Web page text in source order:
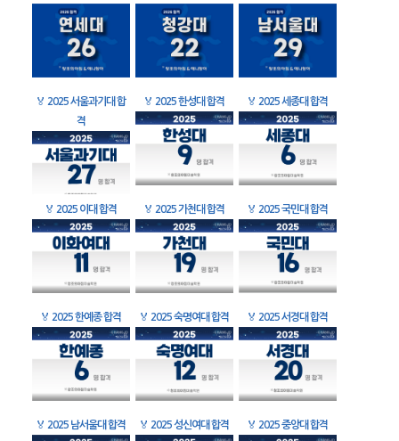
🏅 2025 서울과기대 합
격
🏅 2025 한성대 합격 🏅 2025 세종대 합격
🏅 2025 이대 합격 🏅 2025 가천대 합격 🏅 2025 국민대 합격
🏅 2025 한예종 합격 🏅 2025 숙명여대 합격 🏅 2025 서경대 합격
🏅 2025 남서울대 합격 🏅 2025 성신여대 합격 🏅 2025 중앙대 합격